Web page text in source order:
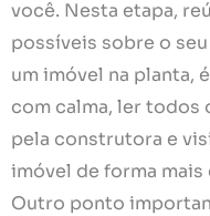
você. Nesta etapa,
possíveis sobre o
um imóvel na planta,
com calma, ler todos
pela construtora e
imóvel de forma mais
Outro ponto